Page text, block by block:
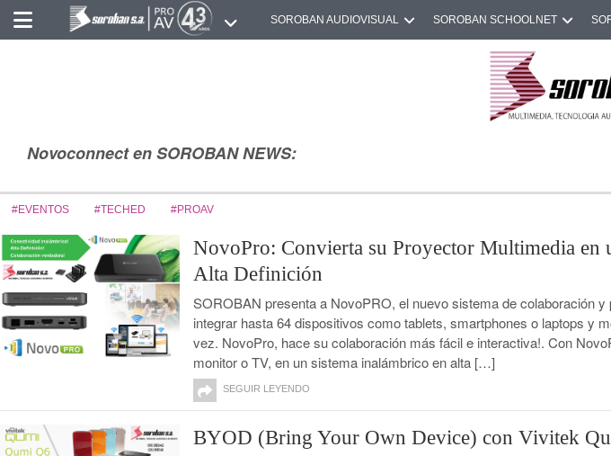
SOROBAN AUDIOVISUAL SOROBAN SCHOOLNET
Novoconnect en SOROBAN NEWS:
#EVENTOS #TECHED #PROAV
NovoPro: Convierta su Proyector Multimedia en
Alta Definición
SOROBAN presenta a NovoPRO, el nuevo sistema de colaboración
integrar hasta 64 dispositivos como tablets, smartphones o laptops y
vez. NovoPro, hace su colaboración más fácil e interactiva!. Con
monitor o TV, en un sistema inalámbrico en alta […]
SEGUIR LEYENDO
BYOD (Bring Your Own Device) con Vivitek